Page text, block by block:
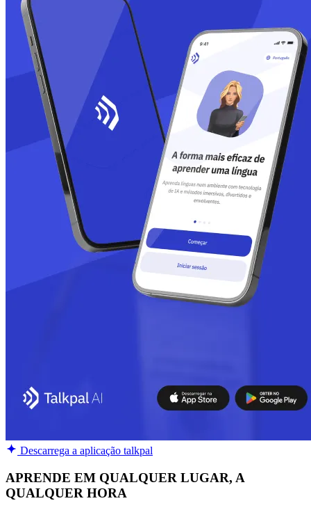
Descarrega a aplicação talkpal
APRENDE EM QUALQUER LUGAR, A
QUALQUER HORA